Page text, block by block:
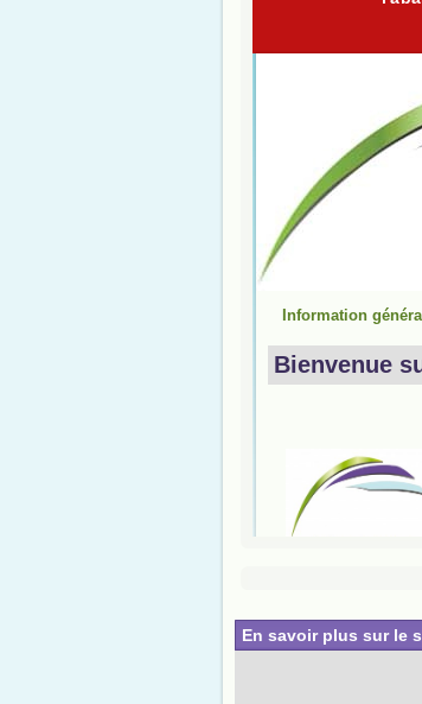
En savoir plus sur le